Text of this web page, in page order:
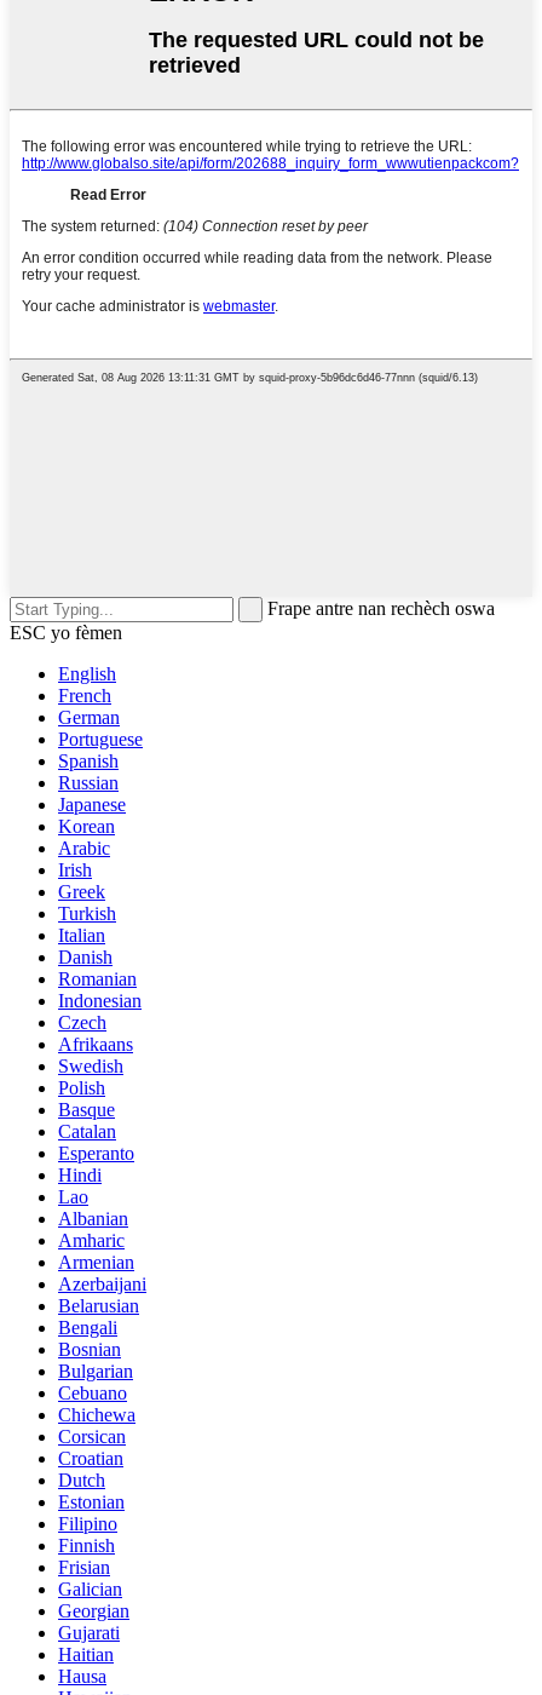
Frape antre nan rechèch oswa
ESC yo fèmen
English
French
German
Portuguese
Spanish
Russian
Japanese
Korean
Arabic
Irish
Greek
Turkish
Italian
Danish
Romanian
Indonesian
Czech
Afrikaans
Swedish
Polish
Basque
Catalan
Esperanto
Hindi
Lao
Albanian
Amharic
Armenian
Azerbaijani
Belarusian
Bengali
Bosnian
Bulgarian
Cebuano
Chichewa
Corsican
Croatian
Dutch
Estonian
Filipino
Finnish
Frisian
Galician
Georgian
Gujarati
Haitian
Hausa